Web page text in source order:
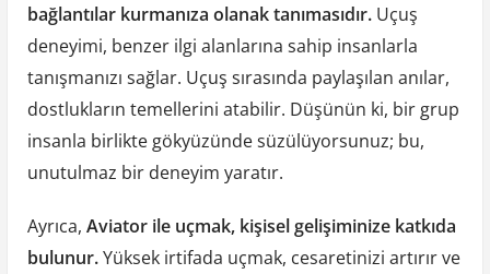
bağlantılar kurmanıza olanak tanımasıdır.Uçuş
deneyimi, benzer ilgi alanlarına sahip insanlarla
tanışmanızı sağlar. Uçuş sırasında paylaşılan anılar,
dostlukların temellerini atabilir. Düşünün ki, bir grup
insanla birlikte gökyüzünde süzülüyorsunuz; bu,
unutulmaz bir deneyim yaratır.
Ayrıca, Aviator ile uçmak, kişisel gelişiminize katkıda
bulunur.Yüksek irtifada uçmak, cesaretinizi artırır ve